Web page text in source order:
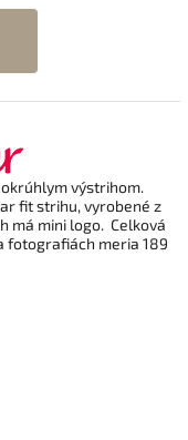
výstrihom.
fit strihu, vyrobené z
má mini logo. Celková
fotografiách meria 189